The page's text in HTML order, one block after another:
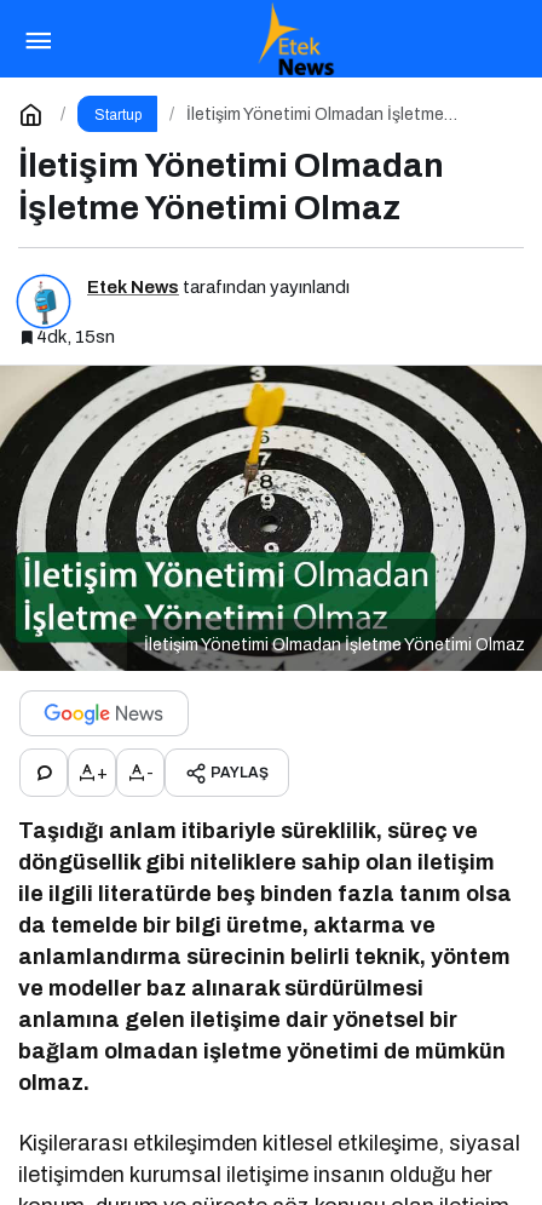
Startup
İletişim Yönetimi Olmadan İşletme
İletişim Yönetimi Olmadan
İşletme Yönetimi Olmaz
Etek News tarafından yayınlandı
4dk, 15sn
İletişim Yönetimi Olmadan İşletme Yönetimi Olmaz
+ - PAYLAŞ
Taşıdığı anlam itibariyle süreklilik, süreç ve
döngüsellik gibi niteliklere sahip olan iletişim
ile ilgili literatürde beş binden fazla tanım olsa
da temelde bir bilgi üretme, aktarma ve
anlamlandırma sürecinin belirli teknik, yöntem
ve modeller baz alınarak sürdürülmesi
anlamına gelen iletişime dair yönetsel bir
bağlam olmadan işletme yönetimi de mümkün
olmaz.
Kişilerarası etkileşimden kitlesel etkileşime, siyasal
iletişimden kurumsal iletişime insanın olduğu her
Atak Zirve 2025 İçin Geri Sayım!
Yorum Yap